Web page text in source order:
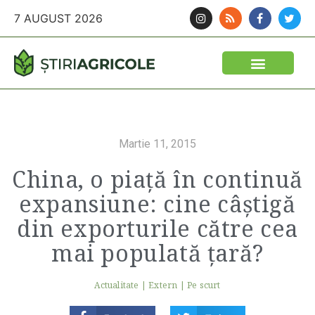
7 AUGUST 2026
Martie 11, 2015
China, o piață în continuă
expansiune: cine câștigă
din exporturile către cea
mai populată țară?
Actualitate |Extern | Pe scurt